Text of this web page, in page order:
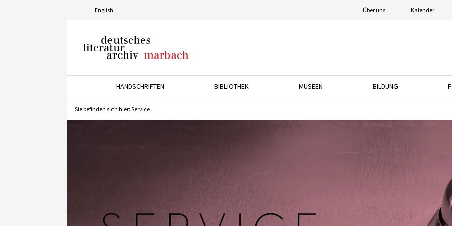
English Über uns Kalender
Marbach
HANDSCHRIFTEN
BIBLIOTHEK
MUSEEN
BILDUNG
Sie befinden sich hier: Service